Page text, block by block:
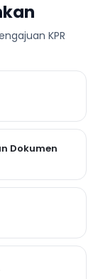
KPR
Dokumen